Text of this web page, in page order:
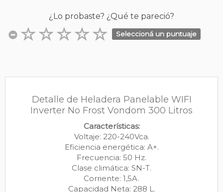
¿Lo probaste? ¿Qué te pareció?
Seleccioná un puntuaje
Detalle de Heladera Panelable WIFI
Inverter No Frost Vondom 300 Litros
Características:
Voltaje: 220-240Vca.
Eficiencia energética: A+.
Frecuencia: 50 Hz.
Clase climática: SN-T.
Corriente: 1,5A.
Capacidad Neta: 288 L.